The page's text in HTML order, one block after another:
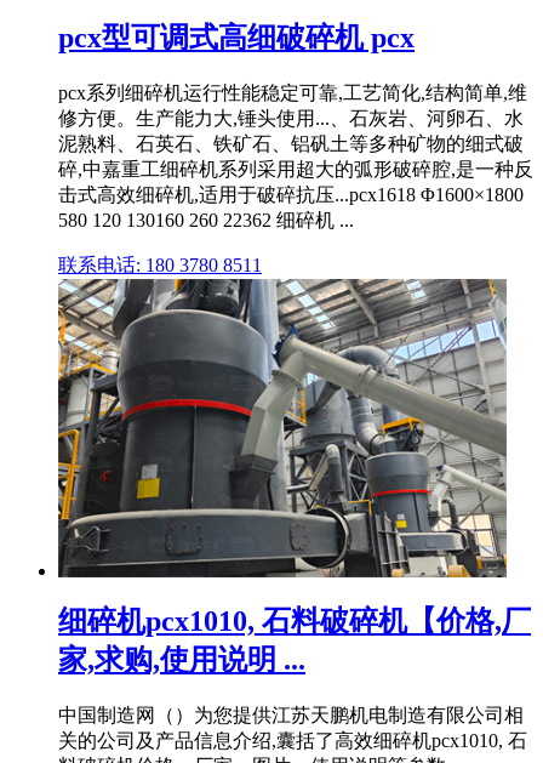
pcx型可调式高细破碎机 pcx
pcx系列细碎机运行性能稳定可靠,工艺简化,结构简单,维
修方便。生产能力大,锤头使用...、石灰岩、河卵石、水
泥熟料、石英石、铁矿石、铝矾土等多种矿物的细式破
碎,中嘉重工细碎机系列采用超大的弧形破碎腔,是一种反
击式高效细碎机,适用于破碎抗压...pcx1618 Φ1600×1800
580 120 130160 260 22362 细碎机 ...
联系电话: 180 3780 8511
细碎机pcx1010, 石料破碎机【价格,厂
家,求购,使用说明 ...
中国制造网（）为您提供江苏天鹏机电制造有限公司相
关的公司及产品信息介绍,囊括了高效细碎机pcx1010, 石